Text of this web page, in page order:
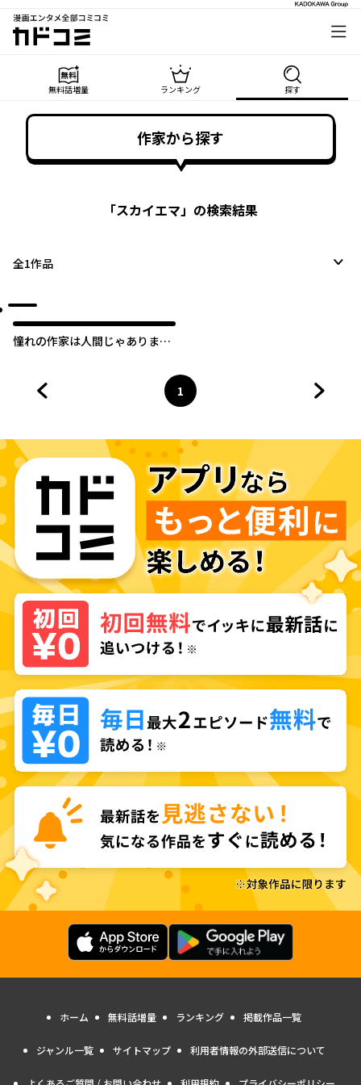
漫画エンタメ全部コミコミ
カドコミ
無料話増量 ランキング 探す
作家から探す
「スカイエマ」の検索結果
全1作品
憧れの作家は人間じゃありませ
ページ
1
へ
ホーム 無料話増量 ランキング 掲載作品一覧
ジャンル一覧 サイトマップ 利用者情報の外部送信について